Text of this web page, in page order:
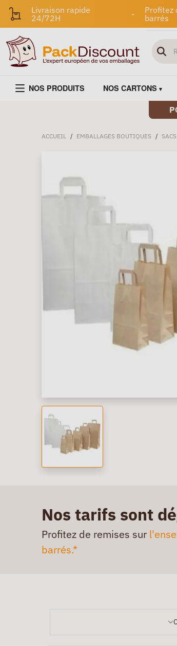
Livraison rapide
24/72H
-
Profitez
barrés
NOS PRODUITS NOS CARTONS
ACCUEIL / EMBALLAGES BOUTIQUES /
Nos tarifs sont
Profitez de remises sur
barrés.*